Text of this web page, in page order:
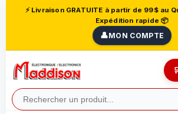
⚡ Livraison GRATUITE à partir de 99$ au
Expédition rapide 📦
👤MON COMPTE